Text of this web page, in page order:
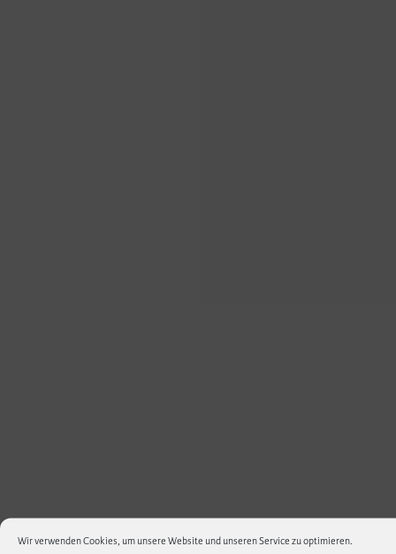
Wir verwenden Cookies, um unsere Website und unseren Service zu optimieren.